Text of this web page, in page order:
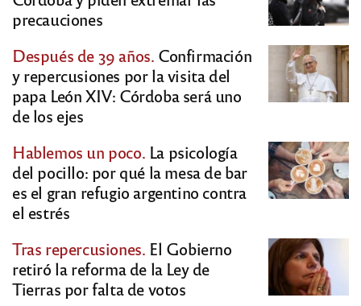
precauciones
Después de 39 años. Confirmación
y repercusiones por la visita del
papa León XIV: Córdoba será uno
de los ejes
Hablemos un poco. La psicología
del pocillo: por qué la mesa de bar
es el gran refugio argentino contra
el estrés
Tras repercusiones. El Gobierno
retiró la reforma de la Ley de
Tierras por falta de votos